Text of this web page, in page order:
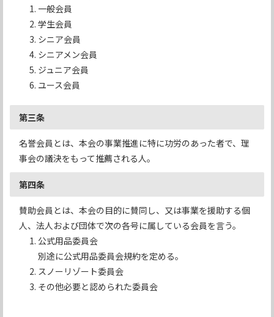
一般会員
学生会員
シニア会員
シニアメン会員
ジュニア会員
ユース会員
第三条
名誉会員とは、本会の事業推進に特に功労のあった者で、理
事会の議決をもって推薦される人。
第四条
賛助会員とは、本会の目的に賛同し、又は事業を援助する個
人、法人および団体で次の各号に属している会員を言う。
公式用品委員会
別途に公式用品委員会規約を定める。
スノーリゾート委員会
その他必要と認められた委員会